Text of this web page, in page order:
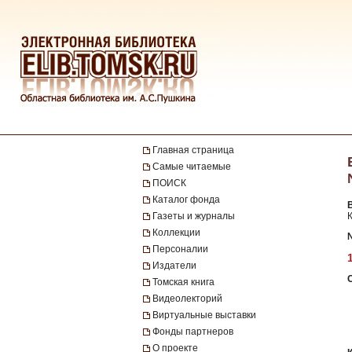
Главная страница
Самые читаемые
ПОИСК
Каталог фонда
Газеты и журналы
Коллекции
Персоналии
Издатели
Томская книга
Видеолекторий
Виртуальные выставки
Фонды партнеров
О проекте